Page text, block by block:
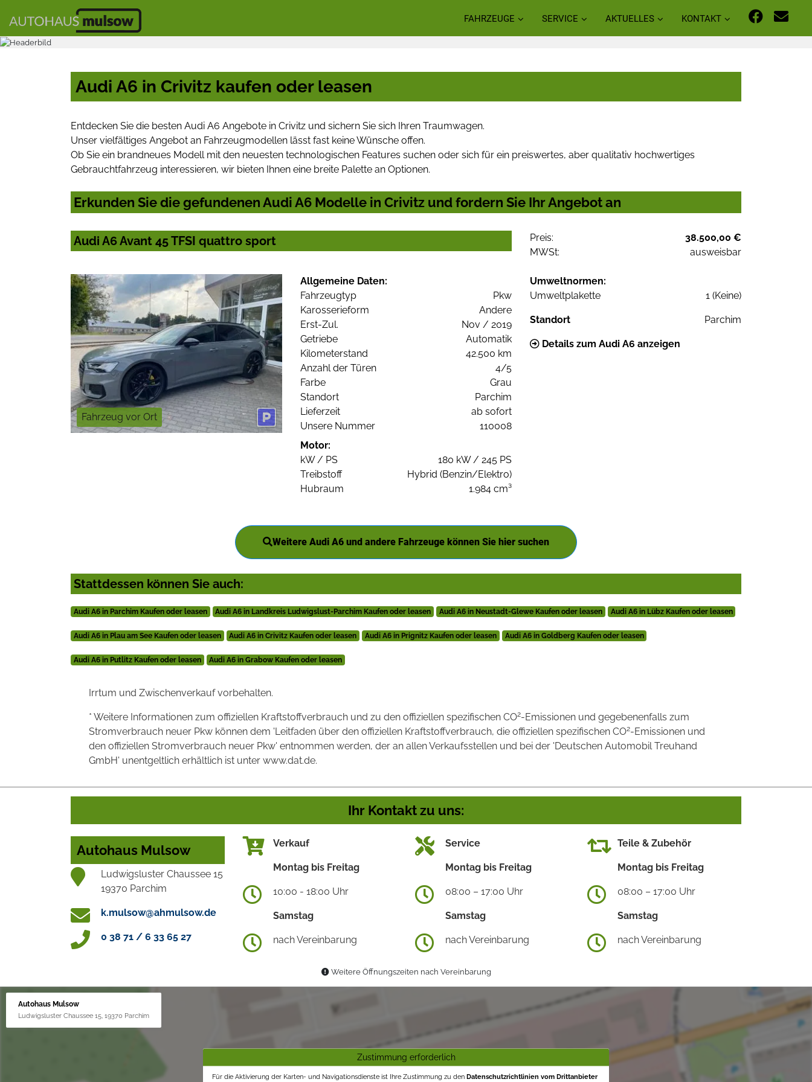
FAHRZEUGE SERVICE AKTUELLES KONTAKT
Audi A6 in Crivitz kaufen oder leasen
Entdecken Sie die besten Audi A6 Angebote in Crivitz und sichern Sie sich Ihren Traumwagen.
Unser vielfältiges Angebot an Fahrzeugmodellen lässt fast keine Wünsche offen.
Ob Sie ein brandneues Modell mit den neuesten technologischen Features suchen oder sich für ein preiswertes, aber qualitativ hochwertiges
Gebrauchtfahrzeug interessieren, wir bieten Ihnen eine breite Palette an Optionen.
Erkunden Sie die gefundenen Audi A6 Modelle in Crivitz und fordern Sie Ihr Angebot an
Audi A6 Avant 45 TFSI quattro sport Preis:
38.500,00 €
MWSt:
ausweisbar
Fahrzeug vor Ort
Allgemeine Daten:
Fahrzeugtyp
Pkw
Karosserieform
Andere
Erst-Zul.
Nov / 2019
Getriebe
Automatik
Kilometerstand
42.500 km
Anzahl der Türen
4/5
Farbe
Grau
Standort
Parchim
Lieferzeit
ab sofort
Unsere Nummer
110008
Motor:
kW / PS
180 kW / 245 PS
Treibstoff
Hybrid (Benzin/Elektro)
Hubraum
1.984 cm³
Umweltnormen:
Umweltplakette
1 (Keine)
Standort Parchim
Details zum Audi A6 anzeigen
Weitere Audi A6 und andere Fahrzeuge können Sie hier suchen
Stattdessen können Sie auch:
Audi A6 in Parchim Kaufen oder leasen Audi A6 in Landkreis Ludwigslust-Parchim Kaufen oder leasen Audi A6 in Neustadt-Glewe Kaufen oder leasen Audi A6 in Lübz Kaufen oder leasen
Audi A6 in Plau am See Kaufen oder leasen Audi A6 in Crivitz Kaufen oder leasen Audi A6 in Prignitz Kaufen oder leasen Audi A6 in Goldberg Kaufen oder leasen
Audi A6 in Putlitz Kaufen oder leasen Audi A6 in Grabow Kaufen oder leasen
Irrtum und Zwischenverkauf vorbehalten.
* Weitere Informationen zum offiziellen Kraftstoffverbrauch und zu den offiziellen spezifischen CO2-Emissionen und gegebenenfalls zum
Stromverbrauch neuer Pkw können dem 'Leitfaden über den offiziellen Kraftstoffverbrauch, die offiziellen spezifischen CO2-Emissionen und
den offiziellen Stromverbrauch neuer Pkw' entnommen werden, der an allen Verkaufsstellen und bei der 'Deutschen Automobil Treuhand
GmbH' unentgeltlich erhältlich ist unter www.dat.de.
Ihr Kontakt zu uns:
Autohaus Mulsow
Ludwigsluster Chaussee 15
19370 Parchim
k.mulsow@ahmulsow.de
0 38 71 / 6 33 65 27
Verkauf
Montag bis Freitag
10:00 - 18:00 Uhr
Samstag
nach Vereinbarung
Service
Montag bis Freitag
08:00 – 17:00 Uhr
Samstag
nach Vereinbarung
Teile & Zubehör
Montag bis Freitag
08:00 – 17:00 Uhr
Samstag
nach Vereinbarung
Weitere Öffnungszeiten nach Vereinbarung
Autohaus Mulsow
Ludwigsluster Chaussee 15, 19370 Parchim
Zustimmung erforderlich
Für die Aktivierung der Karten- und Navigationsdienste ist Ihre Zustimmung zu den Datenschutzrichtlinien vom Drittanbieter